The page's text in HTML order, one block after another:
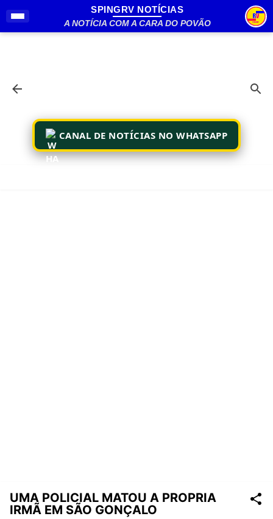
Pular para o conteúdo principal
SPINGRV NOTÍCIAS
A NOTÍCIA COM A CARA DO POVÃO
CANAL DE NOTÍCIAS NO WHATSAPP
UMA POLICIAL MATOU A PROPRIA
IRMÃ EM SÃO GONÇALO